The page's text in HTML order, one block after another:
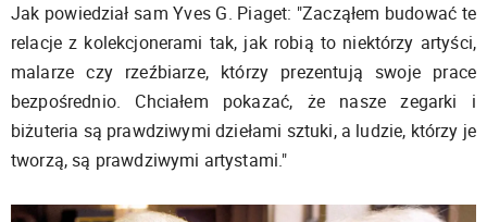
Jak powiedział sam Yves G. Piaget: "Zacząłem budować te
relacje z kolekcjonerami tak, jak robią to niektórzy artyści,
malarze czy rzeźbiarze, którzy prezentują swoje prace
bezpośrednio. Chciałem pokazać, że nasze zegarki i
biżuteria są prawdziwymi dziełami sztuki, a ludzie, którzy je
tworzą, są prawdziwymi artystami."